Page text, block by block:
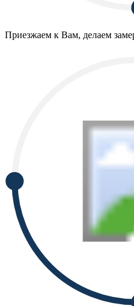
Приезжаем к Вам, делаем